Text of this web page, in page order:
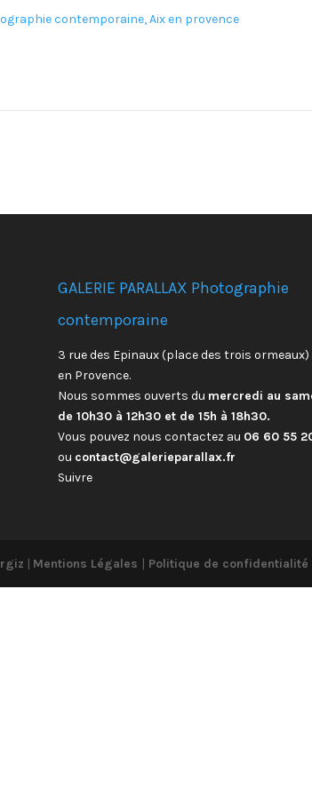
GALERIE PARALLAX Photographie
contemporaine
3 rue des Epinaux (place des trois ormeaux)
en Provence.
Nous sommes ouverts du mercredi au
de 10h30 à 12h30 et de 15h à 18h30.
Vous pouvez nous contactez au 06 60 55
ou contact@galerieparallax.fr
Suivre
| Mentions Légales | Politique de confidentialité